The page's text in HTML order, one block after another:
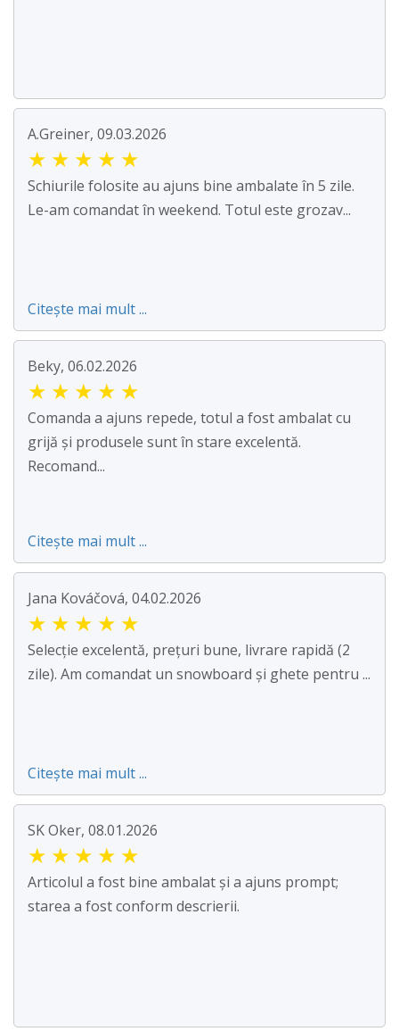
A.Greiner, 09.03.2026
★ ★ ★ ★ ★
Schiurile folosite au ajuns bine ambalate în 5 zile.
Le-am comandat în weekend. Totul este grozav...
Citește mai mult ...
Beky, 06.02.2026
★ ★ ★ ★ ★
Comanda a ajuns repede, totul a fost ambalat cu
grijă și produsele sunt în stare excelentă.
Recomand...
Citește mai mult ...
Jana Kováčová, 04.02.2026
★ ★ ★ ★ ★
Selecție excelentă, prețuri bune, livrare rapidă (2
zile). Am comandat un snowboard și ghete pentru ...
Citește mai mult ...
SK Oker, 08.01.2026
★ ★ ★ ★ ★
Articolul a fost bine ambalat și a ajuns prompt;
starea a fost conform descrierii.